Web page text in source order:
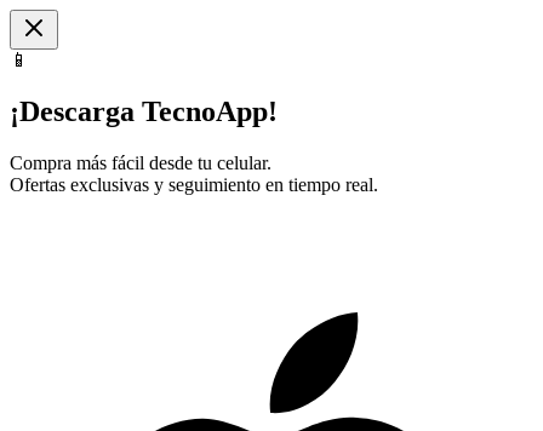
📱
¡Descarga TecnoApp!
Compra más fácil desde tu celular.
Ofertas exclusivas y seguimiento en tiempo real.